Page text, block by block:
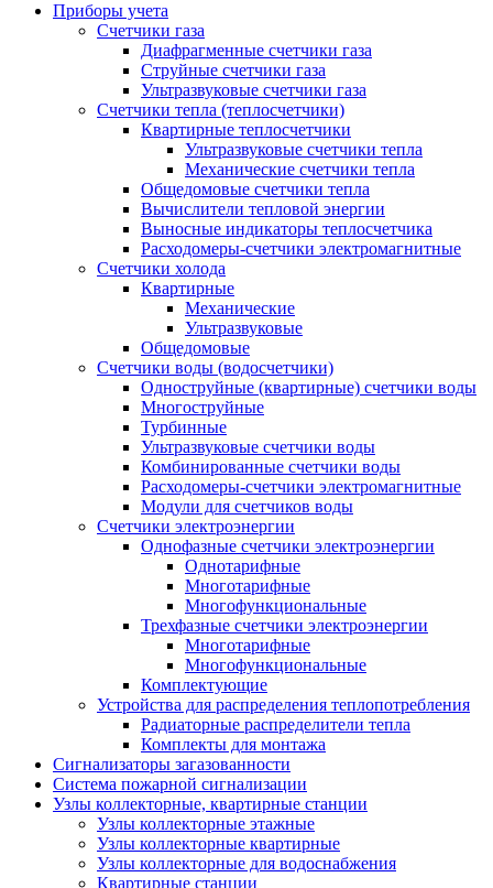
Приборы учета
Счетчики газа
Диафрагменные счетчики газа
Струйные счетчики газа
Ультразвуковые счетчики газа
Счетчики тепла (теплосчетчики)
Квартирные теплосчетчики
Ультразвуковые счетчики тепла
Механические счетчики тепла
Общедомовые счетчики тепла
Вычислители тепловой энергии
Выносные индикаторы теплосчетчика
Расходомеры-счетчики электромагнитные
Счетчики холода
Квартирные
Механические
Ультразвуковые
Общедомовые
Счетчики воды (водосчетчики)
Одноструйные (квартирные) счетчики воды
Многоструйные
Турбинные
Ультразвуковые счетчики воды
Комбинированные счетчики воды
Расходомеры-счетчики электромагнитные
Модули для счетчиков воды
Счетчики электроэнергии
Однофазные счетчики электроэнергии
Однотарифные
Многотарифные
Многофункциональные
Трехфазные счетчики электроэнергии
Многотарифные
Многофункциональные
Комплектующие
Устройства для распределения теплопотребления
Радиаторные распределители тепла
Комплекты для монтажа
Сигнализаторы загазованности
Система пожарной сигнализации
Узлы коллекторные, квартирные станции
Узлы коллекторные этажные
Узлы коллекторные квартирные
Узлы коллекторные для водоснабжения
Квартирные станции